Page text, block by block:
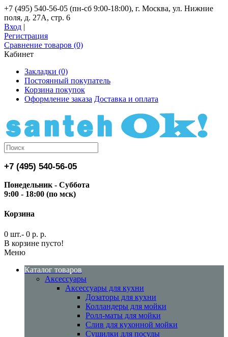
+7 (495) 540-56-05 (пн-сб 9:00-18:00), г. Москва, ул. Нижние
поля, д. 27А, стр. 6
Вход |
Регистрация
Сравнение товаров (0)
Кабинет
Закладки (0)
Постоянный покупатель
Корзина покупок
Оформление заказа Доставка и оплата
+7 (495) 540-56-05
Понедельник - Суббота
9:00 - 18:00 (по мск)
Корзина
0 шт.- 0 р. р.
В корзине пусто!
Меню
Каталог товаров
Аксессуары
Аксессуары для кухни
Дозаторы для кухни
Колландеры для мойки
Ролл-маты для мойки
Слив для кухонной мойки
Сушилки для посуды